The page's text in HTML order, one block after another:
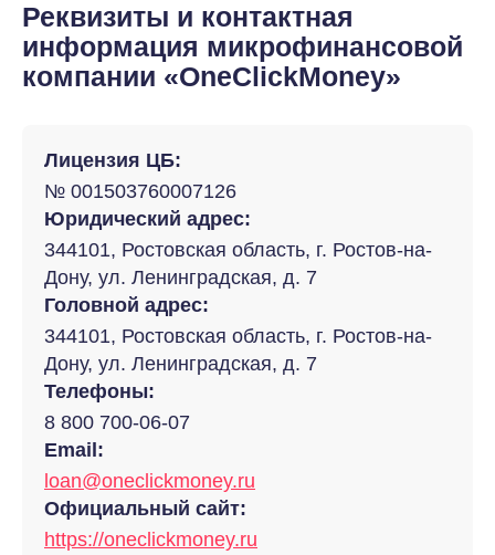
Реквизиты и контактная
информация микрофинансовой
компании «OneClickMoney»
Лицензия ЦБ:
№ 001503760007126
Юридический адрес:
344101, Ростовская область, г. Ростов-на-
Дону, ул. Ленинградская, д. 7
Головной адрес:
344101, Ростовская область, г. Ростов-на-
Дону, ул. Ленинградская, д. 7
Телефоны:
8 800 700-06-07
Email:
loan@oneclickmoney.ru
Официальный сайт:
https://oneclickmoney.ru